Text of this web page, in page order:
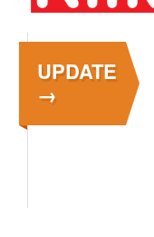
UPDATE
→